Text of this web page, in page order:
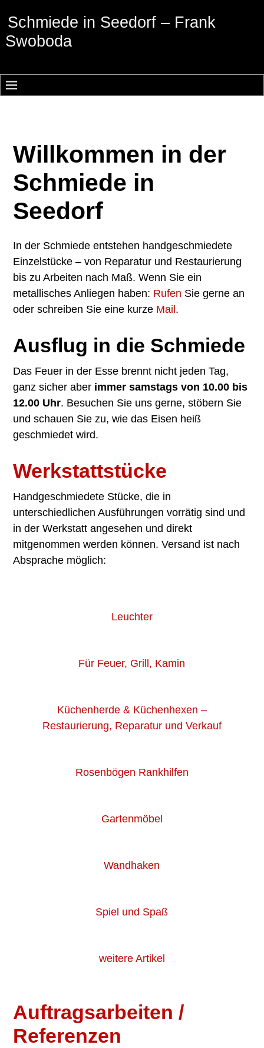
Schmiede in Seedorf – Frank
Swoboda
Willkommen in der
Schmiede in
Seedorf
In der Schmiede entstehen handgeschmiedete
Einzelstücke – von Reparatur und Restaurierung
bis zu Arbeiten nach Maß. Wenn Sie ein
metallisches Anliegen haben: Rufen Sie gerne an
oder schreiben Sie eine kurze Mail.
Ausflug in die Schmiede
Das Feuer in der Esse brennt nicht jeden Tag,
ganz sicher aber immer samstags von 10.00 bis
12.00 Uhr. Besuchen Sie uns gerne, stöbern Sie
und schauen Sie zu, wie das Eisen heiß
geschmiedet wird.
Werkstattstücke
Handgeschmiedete Stücke, die in
unterschiedlichen Ausführungen vorrätig sind und
in der Werkstatt angesehen und direkt
mitgenommen werden können. Versand ist nach
Absprache möglich:
Leuchter
Für Feuer, Grill, Kamin
Küchenherde & Küchenhexen –
Restaurierung, Reparatur und Verkauf
Rosenbögen Rankhilfen
Gartenmöbel
Wandhaken
Spiel und Spaß
weitere Artikel
Auftragsarbeiten /
Referenzen